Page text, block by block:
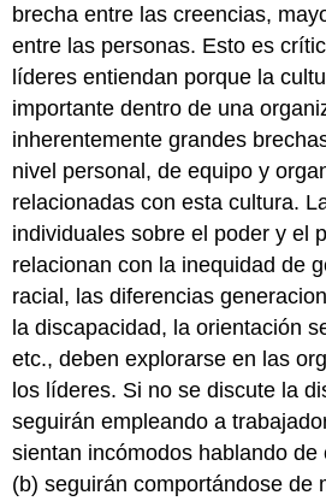
brecha entre las creencias,
entre las personas. Esto es
líderes entiendan porque la
importante dentro de una
inherentemente grandes
nivel personal, de equipo y
relacionadas con esta cultura.
individuales sobre el poder y el
relacionan con la inequidad de
racial, las diferencias
la discapacidad, la orientación
etc., deben explorarse en las
los líderes. Si no se discute la
seguirán empleando a
sientan incómodos hablando de
(b) seguirán comportándose de